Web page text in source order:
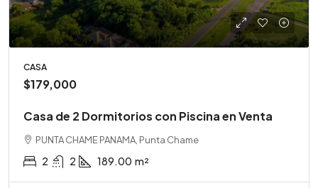
CASA
$179,000
Casa de 2 Dormitorios con Piscina en Venta
PUNTA CHAME PANAMA, Punta Chame
2 2 189.00 m²